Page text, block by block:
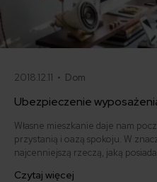
2018.12.11 • Dom
Ubezpieczenie
Własne mieszkanie daje nam
przystanią i oazą spokoju. W
najcenniejszą rzeczą, jaką
Czytaj więcej